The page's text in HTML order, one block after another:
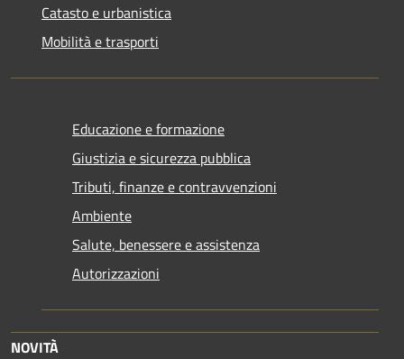
Catasto e urbanistica
Mobilità e trasporti
Educazione e formazione
Giustizia e sicurezza pubblica
Tributi, finanze e contravvenzioni
Ambiente
Salute, benessere e assistenza
Autorizzazioni
NOVITÀ